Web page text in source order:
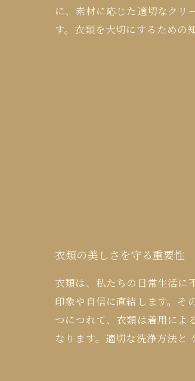
に、素材に応じた適切なクリ
す。衣類を大切にするための
衣類の美しさを守る重要性
衣類は、私たちの日常生活に
印象や自信に直結します。そ
つにつれて、衣類は着用によ
なります。適切な洗浄方法と